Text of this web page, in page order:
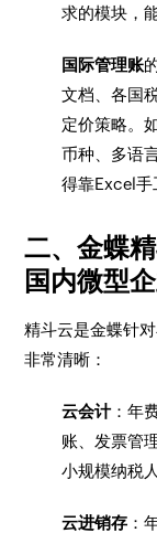
求的模块，
国际管理账
文档、各国
定价策略。
币种、多语
得靠Excel手
二、金蝶
国内微型
精斗云是金蝶针
非常清晰：
云会计：年
账、发票管
小规模纳税
云进销存 ：